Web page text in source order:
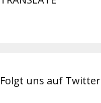
Folgt uns auf Twitter